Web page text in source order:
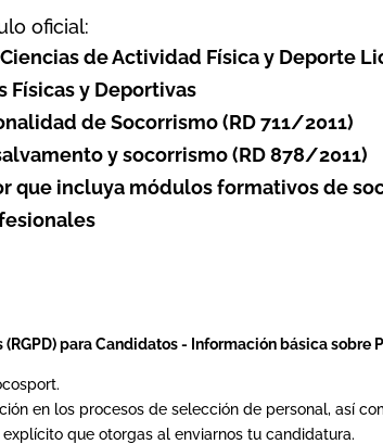
oficial:
de Actividad Física y Deporte
Físicas y Deportivas
de Socorrismo (RD 711/2011)
y socorrismo (RD 878/2011)
que incluya módulos formativos de
para Candidatos - Información básica sobre
en los procesos de selección de personal, así
explícito que otorgas al enviarnos tu candidatura.